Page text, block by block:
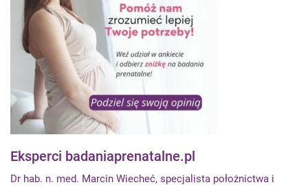
Eksperci badaniaprenatalne.pl
Dr hab. n. med. Marcin Wiecheć, specjalista położnictwa i